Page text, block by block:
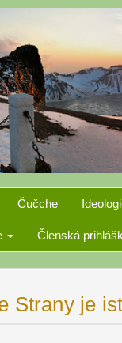
Čučche
Členská
Strany je